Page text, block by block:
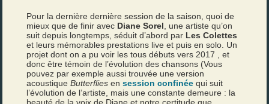
Pour la dernière dernière session de la saison, quoi de
mieux que de finir avec Diane Sorel , une artiste qu’on
suit depuis longtemps, séduit d’abord par Les Colettes
et leurs mémorables prestations live et puis en solo. Un
projet dont on a pu voir les tous débuts vers 2017 , et
donc être témoin de l’évolution des chansons (Vous
pouvez par exemple aussi trouvée une version
acoustiqueButterfliesensession confinée qui suit
l’évolution de l’artiste, mais une constante demeure : la